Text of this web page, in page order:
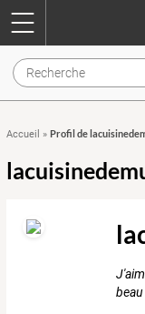
Accueil » Profil de